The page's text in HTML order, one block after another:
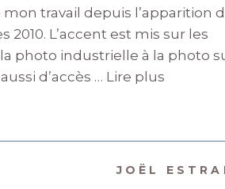
travail depuis l’apparition
2010. L’accent est mis sur les
photo industrielle à la photo
d’accès … Lire plus
JOËL